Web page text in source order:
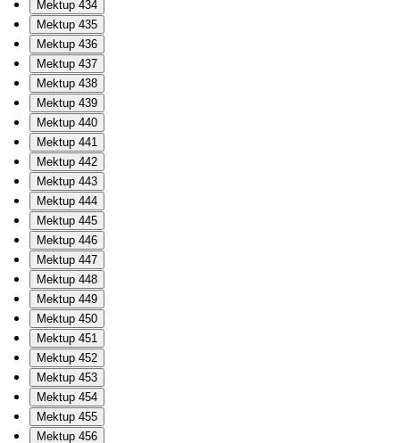
Mektup 434
Mektup 435
Mektup 436
Mektup 437
Mektup 438
Mektup 439
Mektup 440
Mektup 441
Mektup 442
Mektup 443
Mektup 444
Mektup 445
Mektup 446
Mektup 447
Mektup 448
Mektup 449
Mektup 450
Mektup 451
Mektup 452
Mektup 453
Mektup 454
Mektup 455
Mektup 456